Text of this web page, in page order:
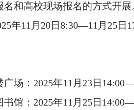
和高校现场报名的方式开展
年11月20日8:30—11月25
场：2025年11月23日
馆：2025年11月25日